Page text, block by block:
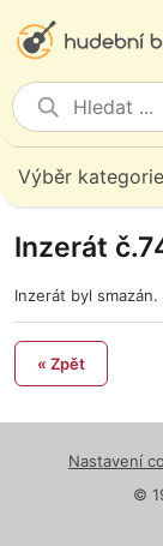
Výběr kategorie
Inzerát
Inzerát byl smazán.
« Zpět
Nastavení
©